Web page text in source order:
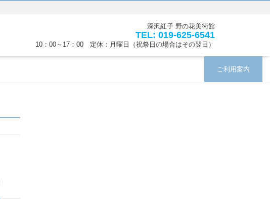
深沢紅子 野の花美術館
TEL: 019-625-6541
10：00～17：00 定休：月曜日（祝祭日の場合はその翌日）
ご利用案内